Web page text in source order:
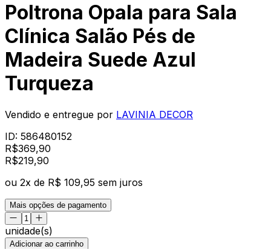
Poltrona Opala para Sala
Clínica Salão Pés de
Madeira Suede Azul
Turqueza
Vendido e entregue por LAVINIA DECOR
ID: 586480152
R$369,90
R$219,90
ou 2x de R$ 109,95 sem juros
Mais opções de pagamento
unidade(s)
Adicionar ao carrinho